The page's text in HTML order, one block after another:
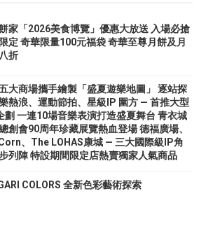
家「2026美食博覽」優惠大放送 入場必搶
定 奇華限量100元福袋 奇華至尊月餅及月
折
大商場攜手繪製「盛夏遊樂地圖」 逐站探
熱浪、運動節拍、星級IP 圍方 — 首推大型
劃 一連10場音樂表演打造盛夏舞台 青衣城
創會90周年珍藏展覽熱血登場 德福廣場、
、The LOHAS康城 — 三大國際級IP角
列陣 特設期間限定店熱賣獨家人氣商品
COLORS 全新色彩藝術探索